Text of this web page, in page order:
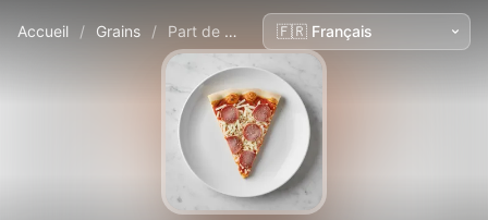
Accueil / Grains / Part de pizza surgelée